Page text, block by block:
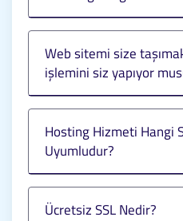
Web sitemi size
işlemini siz yapıyor
Hosting Hizmeti Hangi
Uyumludur?
Ücretsiz SSL Nedir?